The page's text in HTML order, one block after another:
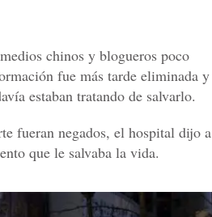
chinos y blogueros poco
fue más tarde eliminada y
estaban tratando de salvarlo.
fueran negados, el hospital dijo a
que le salvaba la vida.